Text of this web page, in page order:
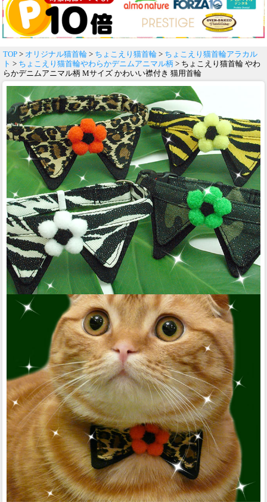
TOP > オリジナル猫首輪 > ちょこえり猫首輪 > ちょこえり猫首輪アラカル
ト > ちょこえり猫首輪やわらかデニムアニマル柄 > ちょこえり猫首輪 やわ
らかデニムアニマル柄 Mサイズ かわいい襟付き 猫用首輪